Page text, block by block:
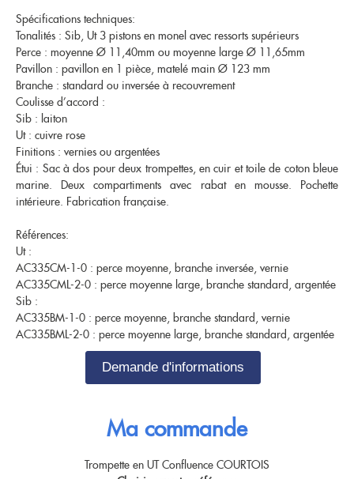
Entretien
Stand
Divers
AUTRES
Flûte traversière
Saxophone
Promotions
Coups de coeur
Nouveautés
OCCASIONS
Trompette Cornet Bugle
Trombone
Fanfare et Marching
Promotions
Coups de coeur
Nouveautés
Coups de coeur
Nouveautés
Spécifications techniques:
Tonalités : Sib, Ut 3 pistons en monel avec ressorts supérieurs
Perce : moyenne Ø 11,40mm ou moyenne large Ø 11,65mm
Pavillon : pavillon en 1 pièce, matelé main Ø 123 mm
Branche : standard ou inversée à recouvrement
Coulisse d’accord :
Sib : laiton
Ut : cuivre rose
Finitions : vernies ou argentées
Étui : Sac à dos pour deux trompettes, en cuir et toile de coton bleue
marine. Deux compartiments avec rabat en mousse. Pochette
intérieure. Fabrication française.
Références:
Ut :
AC335CM-1-0 : perce moyenne, branche inversée, vernie
AC335CML-2-0 : perce moyenne large, branche standard, argentée
Sib :
AC335BM-1-0 : perce moyenne, branche standard, vernie
AC335BML-2-0 : perce moyenne large, branche standard, argentée
Demande d'informations
Ma commande
Trompette en UT Confluence COURTOIS